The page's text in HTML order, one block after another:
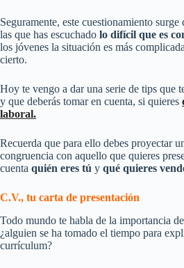
Seguramente, este cuestionamiento surge
las que has escuchado lo difícil que es
los jóvenes la situación es más
cierto.
Hoy te vengo a dar una serie de tips que
y que deberás tomar en cuenta, si quieres
laboral.
Recuerda que para ello debes proyectar
congruencia con aquello que quieres
cuenta quién eres tú y qué quieres
C.V., tu carta de presentación
Todo mundo te habla de la importancia
¿alguien se ha tomado el tiempo para
currículum?